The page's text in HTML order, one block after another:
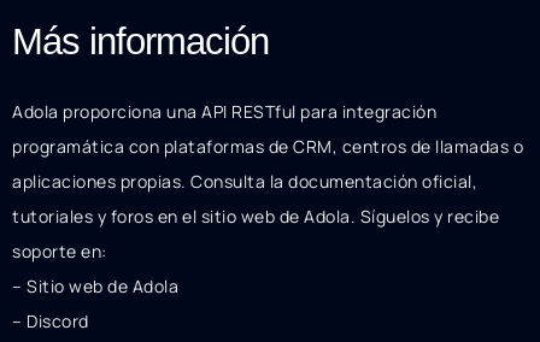
Más información
Adola proporciona una API RESTful para integración
programática con plataformas de CRM, centros de llamadas o
aplicaciones propias. Consulta la documentación oficial,
tutoriales y foros en el sitio web de Adola. Síguelos y recibe
soporte en:
– Sitio web de Adola
– Discord